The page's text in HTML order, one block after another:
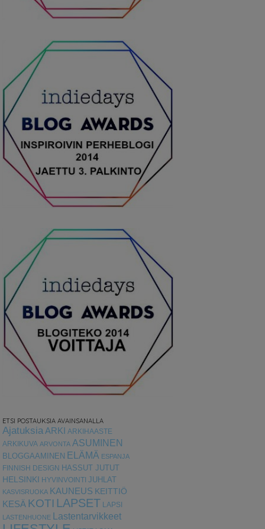
ETSI POSTAUKSIA AVAINSANALLA
AjatuksiaARKI ARKIHAASTE
ARKIKUVA ARVONTA ASUMINEN
BLOGGAAMINEN ELÄMÄ ESPANJA
FINNISH DESIGN HASSUT JUTUT
HELSINKI
HYVINVOINTI JUHLAT
KASVISRUOKA KAUNEUS KEITTIÖ
KESÄ KOTI LAPSET LAPSI
LASTENHUONE Lastentarvikkeet